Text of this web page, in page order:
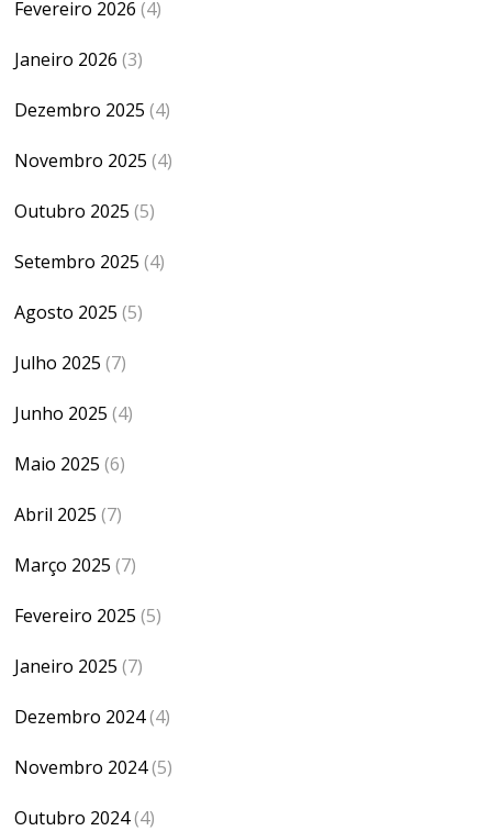
Fevereiro 2026 (4)
Janeiro 2026 (3)
Dezembro 2025 (4)
Novembro 2025 (4)
Outubro 2025 (5)
Setembro 2025 (4)
Agosto 2025 (5)
Julho 2025 (7)
Junho 2025 (4)
Maio 2025 (6)
Abril 2025 (7)
Março 2025 (7)
Fevereiro 2025 (5)
Janeiro 2025 (7)
Dezembro 2024(4)
Novembro 2024(5)
Outubro 2024(4)